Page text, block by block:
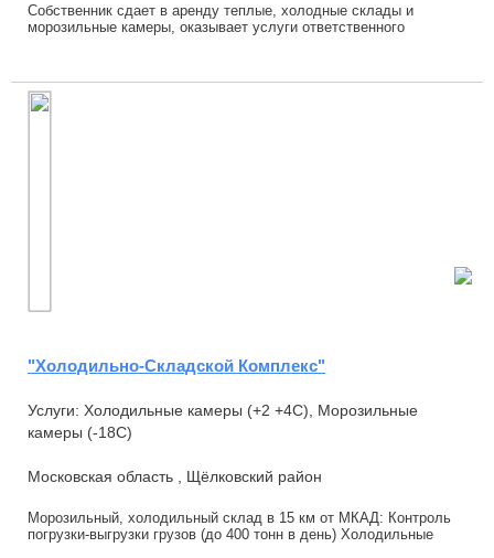
Собственник сдает в аренду теплые, холодные склады и
морозильные камеры, оказывает услуги ответственного
"Холодильно-Складской Комплекс"
Услуги: Холодильные камеры (+2 +4С), Морозильные
камеры (-18С)
Московская область , Щёлковский район
Морозильный, холодильный склад в 15 км от МКАД: Контроль
погрузки-выгрузки грузов (до 400 тонн в день) Холодильные